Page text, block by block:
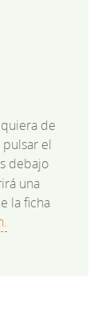
de
el
debajo
una
la ficha